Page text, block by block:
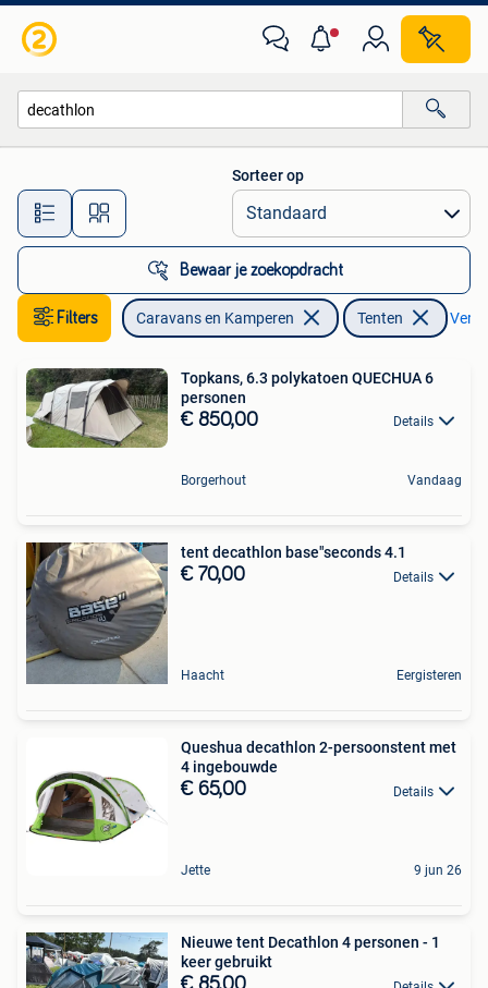
Alle afstanden…
Sorteer op
Bewaar je zoekopdracht
Filters Caravans en Kamperen Tenten
Topkans, 6.3 polykatoen QUECHUA 6
personen
€ 850,00 Details
Borgerhout Vandaag
tent decathlon base"seconds 4.1
€ 70,00 Details
Haacht Eergisteren
Queshua decathlon 2-persoonstent met
4 ingebouwde
€ 65,00 Details
Jette 9 jun 26
Nieuwe tent Decathlon 4 personen - 1
keer gebruikt